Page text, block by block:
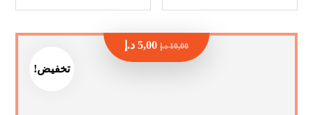
تخفيض!
10,00 د.إ 5,00 د.إ